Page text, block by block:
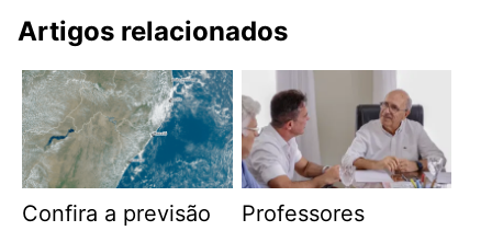
Artigos relacionados
Confira a previsão
Professores